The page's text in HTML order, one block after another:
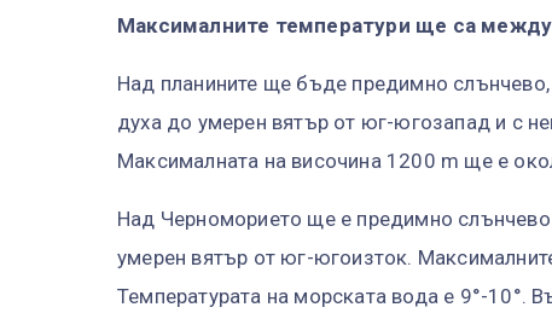
Максималните температури ще са между
Над планините ще бъде предимно
духа до умерен вятър от юг-югозапад и с
Максималната на височина 1200 m ще е
Над Черноморието ще е предимно
умерен вятър от юг-югоизток.
Температурата на морската вода е 9°-10°.